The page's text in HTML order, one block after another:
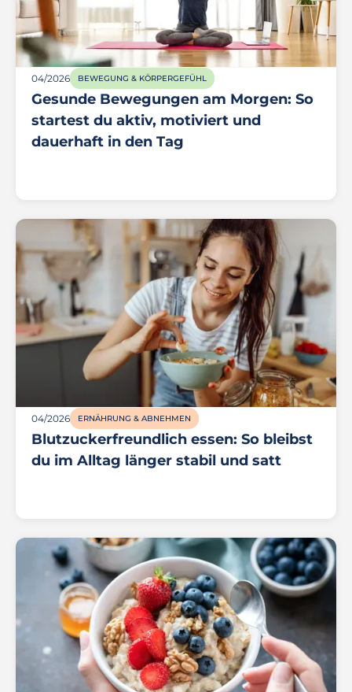
04/2026 BEWEGUNG & KÖRPERGEFÜHL
Gesunde Bewegungen am Morgen: So
startest du aktiv, motiviert und
dauerhaft in den Tag
04/2026 ERNÄHRUNG & ABNEHMEN
Blutzuckerfreundlich essen: So bleibst
du im Alltag länger stabil und satt